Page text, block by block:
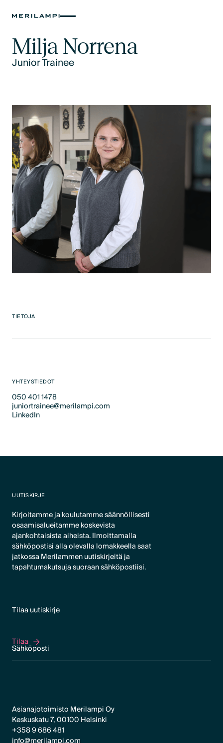
Milja Norrena
Junior Trainee
TIETOJA
YHTEYSTIEDOT
050 401 1478
Text Link
juniortrainee@merilampi.com
Text Link
LinkedIn
UUTISKIRJE
Kirjoitamme ja koulutamme säännöllisesti
osaamisalueitamme koskevista
ajankohtaisista aiheista. Ilmoittamalla
sähköpostisi alla olevalla lomakkeella saat
jatkossa Merilammen uutiskirjeitä ja
tapahtumakutsuja suoraan sähköpostiisi.
Tilaa uutiskirje
Tilaa
Tilaa
Asianajotoimisto Merilampi Oy
Keskuskatu 7, 00100 Helsinki
+358 9 686 481